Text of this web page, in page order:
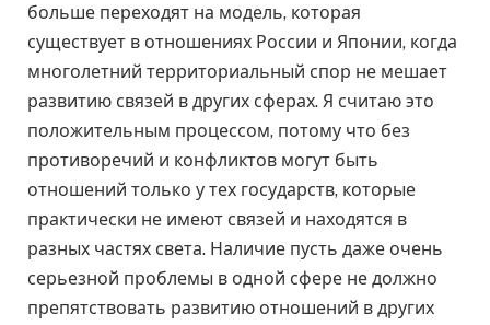
больше переходят на модель, которая
существует в отношениях России и Японии, когда
многолетний территориальный спор не мешает
развитию связей в других сферах. Я считаю это
положительным процессом, потому что без
противоречий и конфликтов могут быть
отношений только у тех государств, которые
практически не имеют связей и находятся в
разных частях света. Наличие пусть даже очень
серьезной проблемы в одной сфере не должно
препятствовать развитию отношений в других